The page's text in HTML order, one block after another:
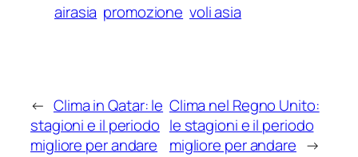
airasia promozione voli asia
← Clima in Qatar: le
stagioni e il periodo
migliore per andare
Clima nel Regno Unito:
le stagioni e il periodo
migliore per andare →